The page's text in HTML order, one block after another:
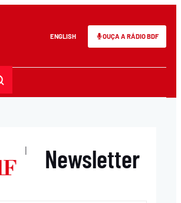
ENGLISH OUÇA A RÁDIO BDF
| Newsletter